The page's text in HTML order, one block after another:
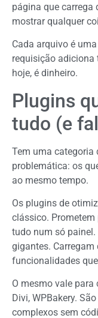
página que carrega
mostrar qualquer
Cada arquivo é
requisição adiciona
hoje, é dinheiro.
Plugins
tudo (e
Tem uma categoria
problemática: os
ao mesmo tempo.
Os plugins de
clássico. Prometem
tudo num só
gigantes.
funcionalidades
O mesmo vale para
Divi, WPBakery.
complexos sem